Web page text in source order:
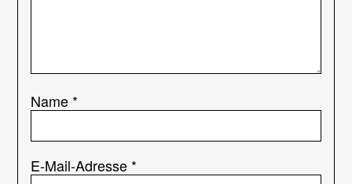
Name *
E-Mail-Adresse *